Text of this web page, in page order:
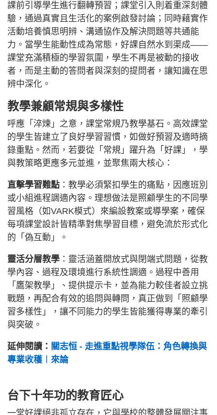
課前引導學生進行翻轉預習；課堂引入則着重深刻體
驗，通過真實且生活化的案例啟發討論；同時藉實作
活動培養慎思明辨、溝通協作及解決問題等共通能
力。當學生能動性成為常態，好課自然水到渠成——
課堂充滿積極的學習氛圍，學生不再是被動的接收
者，而是主動的答問者與深刻的提問者，讓知識在思
辨中深化。
教學兼顧常規與多樣性
呼應「淬煉」之意，課堂常規乃教學基石。高效課堂
的學生皆建立了良好學習習慣，如做好預習及適時摘
錄重點。然而，若要從「常規」躍升為「好課」，學
與教策略更應多元並進，並聚焦兩大核心：
直擊學習難點 ：教學必須緊扣學生的痛點，因應班別
或小組進程調適內容。理想做法是照顧學生的不同學
習風格（如VARK模式）來編設教案或導學案，確保
每項課堂設計皆精準對焦學習目標，避免流於形式化
的「偽互動」。
靈活分層教學 ：靈活涵蓋開放式與閉端式問題，從教
學內容、過程及環境進行系統性調適。過程中善用
「鷹架教學」、提供提示卡，並為能力較佳者設立挑
戰題，再配合有效的追問與轉問，真正做到「照顧學
習多樣性」，讓不同能力的學生皆能獲得專業的牽引
與突破。
延伸閱讀： 關志恒 - 走進重點視學隊伍：角色轉換與
專業收穫︱來論
台下十年功的教育匠心